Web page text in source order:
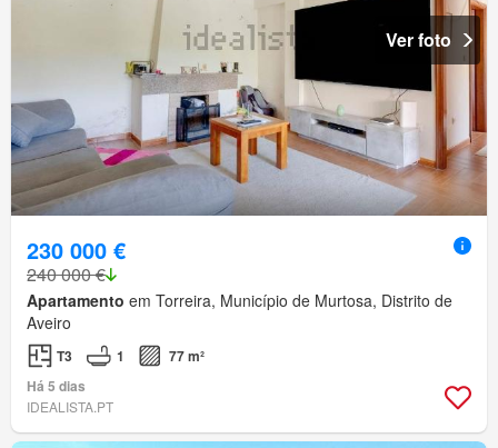
Ver foto
230 000 €
240 000 €
Apartamento em Torreira, Município de Murtosa, Distrito de
Aveiro
T3 1
77 m²
Há 5 dias
IDEALISTA.PT